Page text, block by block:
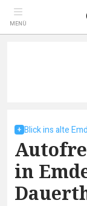
MENÜ
Blick ins alte
in